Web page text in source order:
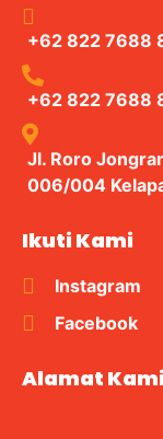
+62 822 7688
+62 822 7688
Jl. Roro
006/004
Ikuti Kami
Instagram
Facebook
Alamat Kami